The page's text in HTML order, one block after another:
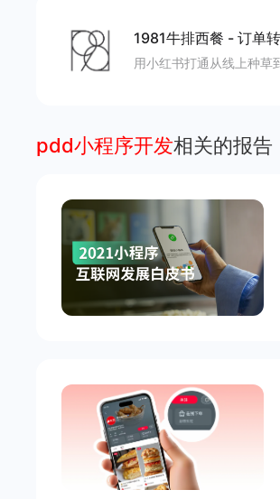
1981牛排西餐 - 订单
用小红书打通从线上种草
pdd小程序开发相关的报告